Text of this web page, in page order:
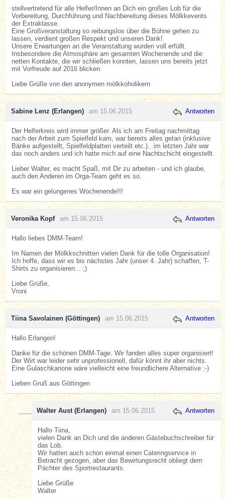
stellvertretend für alle Helfer/Innen an Dich ein großes Lob für die
Vorbereitung, Durchführung und Nachbereitung dieses Mölkkevents
der Extraklasse.
Eine Großveranstaltung so reibungslos über die Bühne gehen zu
lassen, verdient großen Respekt und unseren Dank!
Unsere Erwartungen an die Veranstaltung wurden voll erfüllt.
Insbesondere die Atmosphäre am gesamten Wochenende und die
netten Kontakte, die wir schließen konnten, lassen uns bereits jetzt
mit Vorfreude auf 2016 blicken.
Liebe Grüße von den anonymen mölkkoholikern
Sabine Lenz (Erlangen) am 15.06.2015 Antworten
Der Helferkreis wird immer größer. Als ich am Freitag nachmittag
nach der Arbeit zum Spielfeld kam, war bereits alles getan (inklusive
Bänke aufgestellt, Spielfeldplatten verteilt etc.)...im letzten Jahr war
das noch anders und ich hatte mich auf eine Nachtschicht eingestellt.
Lieber Walter, es macht Spaß, mit Dir zu arbeiten - und ich glaube,
auch den Anderen im Orga-Team geht es so.
Es war ein gelungenes Wochenende!!!
Veronika Kopf am 15.06.2015 Antworten
Hallo liebes DMM-Team!
Im Namen der Mölkkschnitten vielen Dank für die tolle Organisation!
Ich hoffe, dass wir es bis nächstes Jahr (unser 4. Jahr) schaffen, T-
Shirts zu organisieren... ;)
Liebe Grüße,
Vroni
Tiina Savolainen (Göttingen) am 15.06.2015 Antworten
Hallo Erlangen!
Danke für die schönen DMM-Tage. Wir fanden alles super organisiert!
Der Wirt war leider sehr unprofessionell, dafür könnt ihr aber nichts.
Eine Gulaschkanone wäre vielleicht eine freundlichere Alternative :-)
Lieben Gruß aus Göttingen
Walter Aust (Erlangen) am 15.06.2015 Antworten
Hallo Tiina,
vielen Dank an Dich und die anderen Gästebuchschreiber für
das Lob.
Wir hatten auch schon einmal einen Cateringservice in
Betracht gezogen, aber das Bewirtungsrecht obliegt dem
Pächter des Sportrestaurants.
Liebe Grüße
Walter